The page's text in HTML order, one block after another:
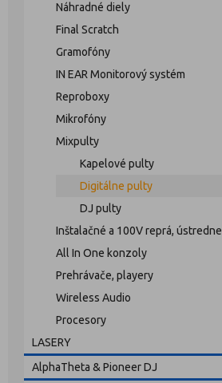
Náhradné diely
Final Scratch
Gramofóny
IN EAR Monitorový systém
Reproboxy
Mikrofóny
Mixpulty
Kapelové pulty
Digitálne pulty
DJ pulty
Inštalačné a 100V reprá, ústredne
All In One konzoly
Prehrávače, playery
Wireless Audio
Procesory
LASERY
AlphaTheta & Pioneer DJ